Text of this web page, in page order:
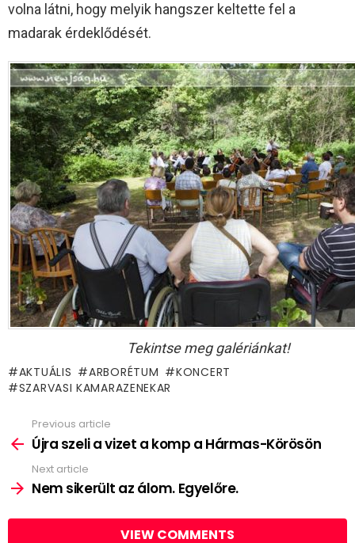
volna látni, hogy melyik hangszer keltette fel a
madarak érdeklődését.
Tekintse meg galériánkat!
AKTUÁLIS ARBORÉTUM
KONCERT
SZARVASI KAMARAZENEKAR
more
Previous article
Újra szeli a vizet a komp a Hármas-Körösön
Next article
Nem sikerült az álom. Egyelőre.
VIEW COMMENTS